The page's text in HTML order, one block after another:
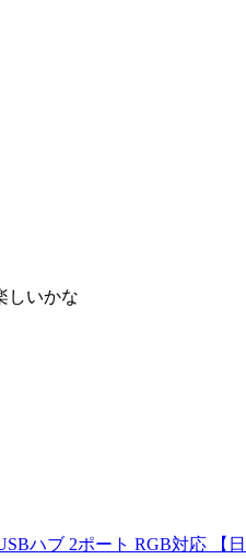
しいかな
ハブ 2ポート RGB対応 【